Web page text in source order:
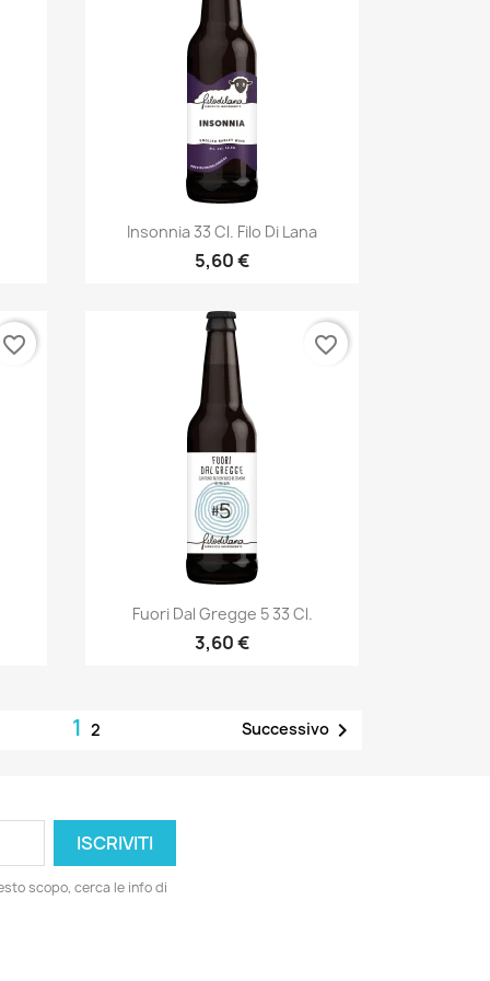
Anteprima
Insonnia 33 Cl. Filo Di Lana
5,60 €
favorite_border
Anteprima
Fuori Dal Gregge 5 33 Cl.
3,60 €
favorite_border
12 Successivo
scopo, cerca le info di